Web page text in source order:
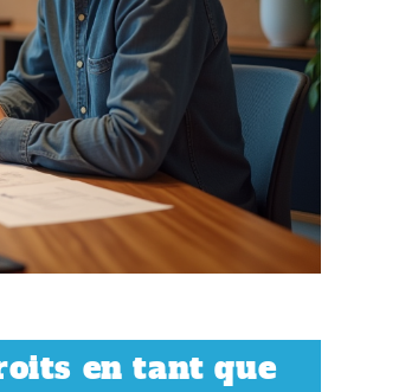
en tant que